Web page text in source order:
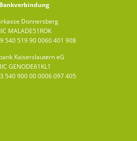
Bankverbindung
Donnersberg
MALADE51ROK
540 519 90 0060 401 908
Kaiserslautern eG
GENODE61KL1
540 900 00 0006 097 405